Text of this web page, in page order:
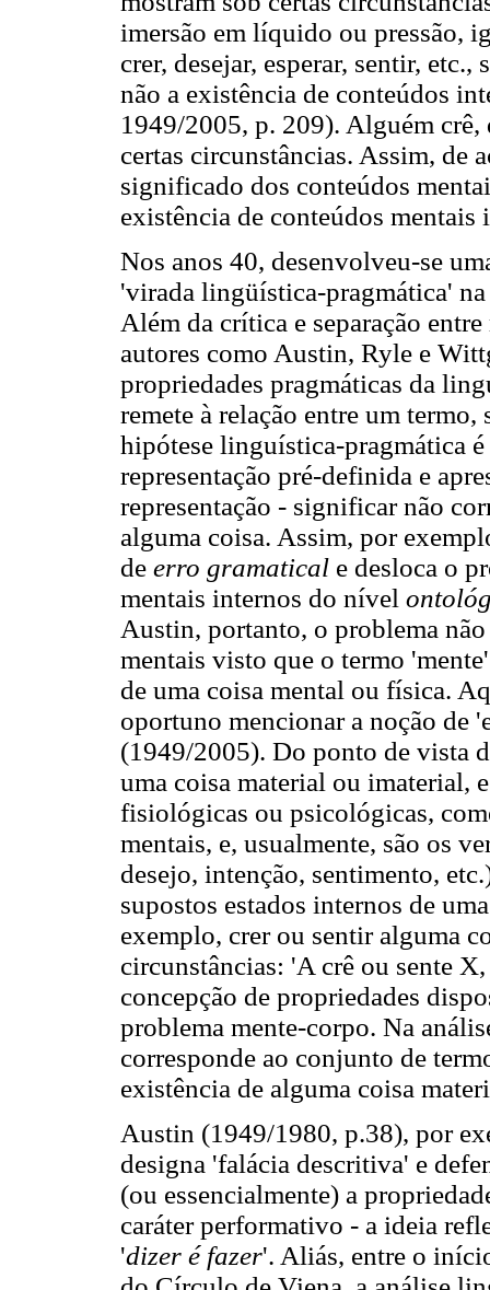
imersão em líquido ou pressão,
crer, desejar, esperar, sentir,
não a existência de conteúdos
1949/2005, p. 209). Alguém crê,
certas circunstâncias. Assim, de
significado dos conteúdos
existência de conteúdos mentais
Nos anos 40, desenvolveu-se
'virada lingüística-pragmática'
Além da crítica e separação
autores como Austin, Ryle e
propriedades pragmáticas da
remete à relação entre um
hipótese linguística-pragmática
representação pré-definida e
representação - significar não
alguma coisa. Assim, por
de erro gramatical e desloca o
mentais internos do nível
Austin, portanto, o problema
mentais visto que o termo
de uma coisa mental ou física.
oportuno mencionar a noção de
(1949/2005). Do ponto de vista
uma coisa material ou imaterial,
fisiológicas ou psicológicas,
mentais, e, usualmente, são os
desejo, intenção, sentimento,
supostos estados internos de
exemplo, crer ou sentir alguma
circunstâncias: 'A crê ou sente
concepção de propriedades
problema mente-corpo. Na
corresponde ao conjunto de
existência de alguma coisa
Austin (1949/1980, p.38), por
designa 'falácia descritiva' e
(ou essencialmente) a
caráter performativo - a ideia
'dizer é fazer'. Aliás, entre o